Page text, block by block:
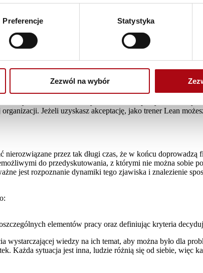
Preferencje Statystyka
Zezwól na wybór
zawodowej. Produktywność wzrasta dziesięciokrotnie,
nie są zbyt dobrzy w tym, co robią (często dlatego, że
Allena o jedzeniu w kurorcie Catskills: okropne
są w obliczu zmian. Konfrontacja z doświadczeniami i
pracy zespołowej).
niektórzy zaprotestują zapewne przeciwko niemu, jako
w stosunku do niektórych problemów. Ty, jako
jest przyjęcie odpowiedzialności za swoją część.
kryteria w twoim własnym środowisku pracy, czas wziąć
Jeżeli uzyskasz akceptację, jako trener Lean
przez tak długi czas, że w końcu doprowadzą
do przedyskutowania, z którymi nie można sobie
jest rozpoznanie dynamiki tego zjawiska i znalezienie
elementów pracy oraz definiując kryteria
wystarczającej wiedzy na ich temat, aby można było dla
Każda sytuacja jest inna, ludzie różnią się od siebie, więc